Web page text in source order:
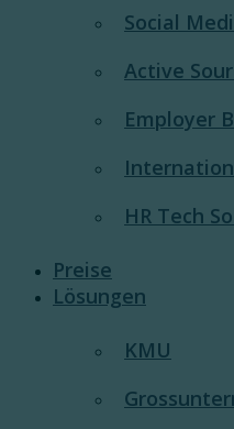
Social
Active
Employer
HR Tech
Preise
Lösungen
KMU